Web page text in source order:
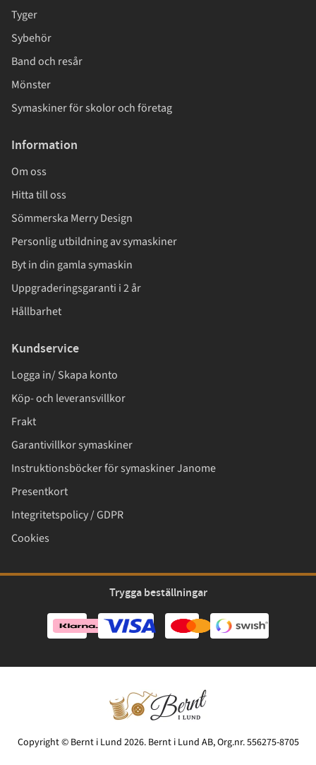
Tyger
Sybehör
Band och resår
Mönster
Symaskiner för skolor och företag
Information
Om oss
Hitta till oss
Sömmerska Merry Design
Personlig utbildning av symaskiner
Byt in din gamla symaskin
Uppgraderingsgaranti i 2 år
Hållbarhet
Kundservice
Logga in/ Skapa konto
Köp- och leveransvillkor
Frakt
Garantivillkor symaskiner
Instruktionsböcker för symaskiner Janome
Presentkort
Integritetspolicy / GDPR
Cookies
Trygga beställningar
Copyright © Bernt i Lund 2026. Bernt i Lund AB, Org.nr. 556275-8705